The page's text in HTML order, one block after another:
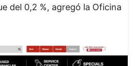
del 0,2 %, agregó la Oficina